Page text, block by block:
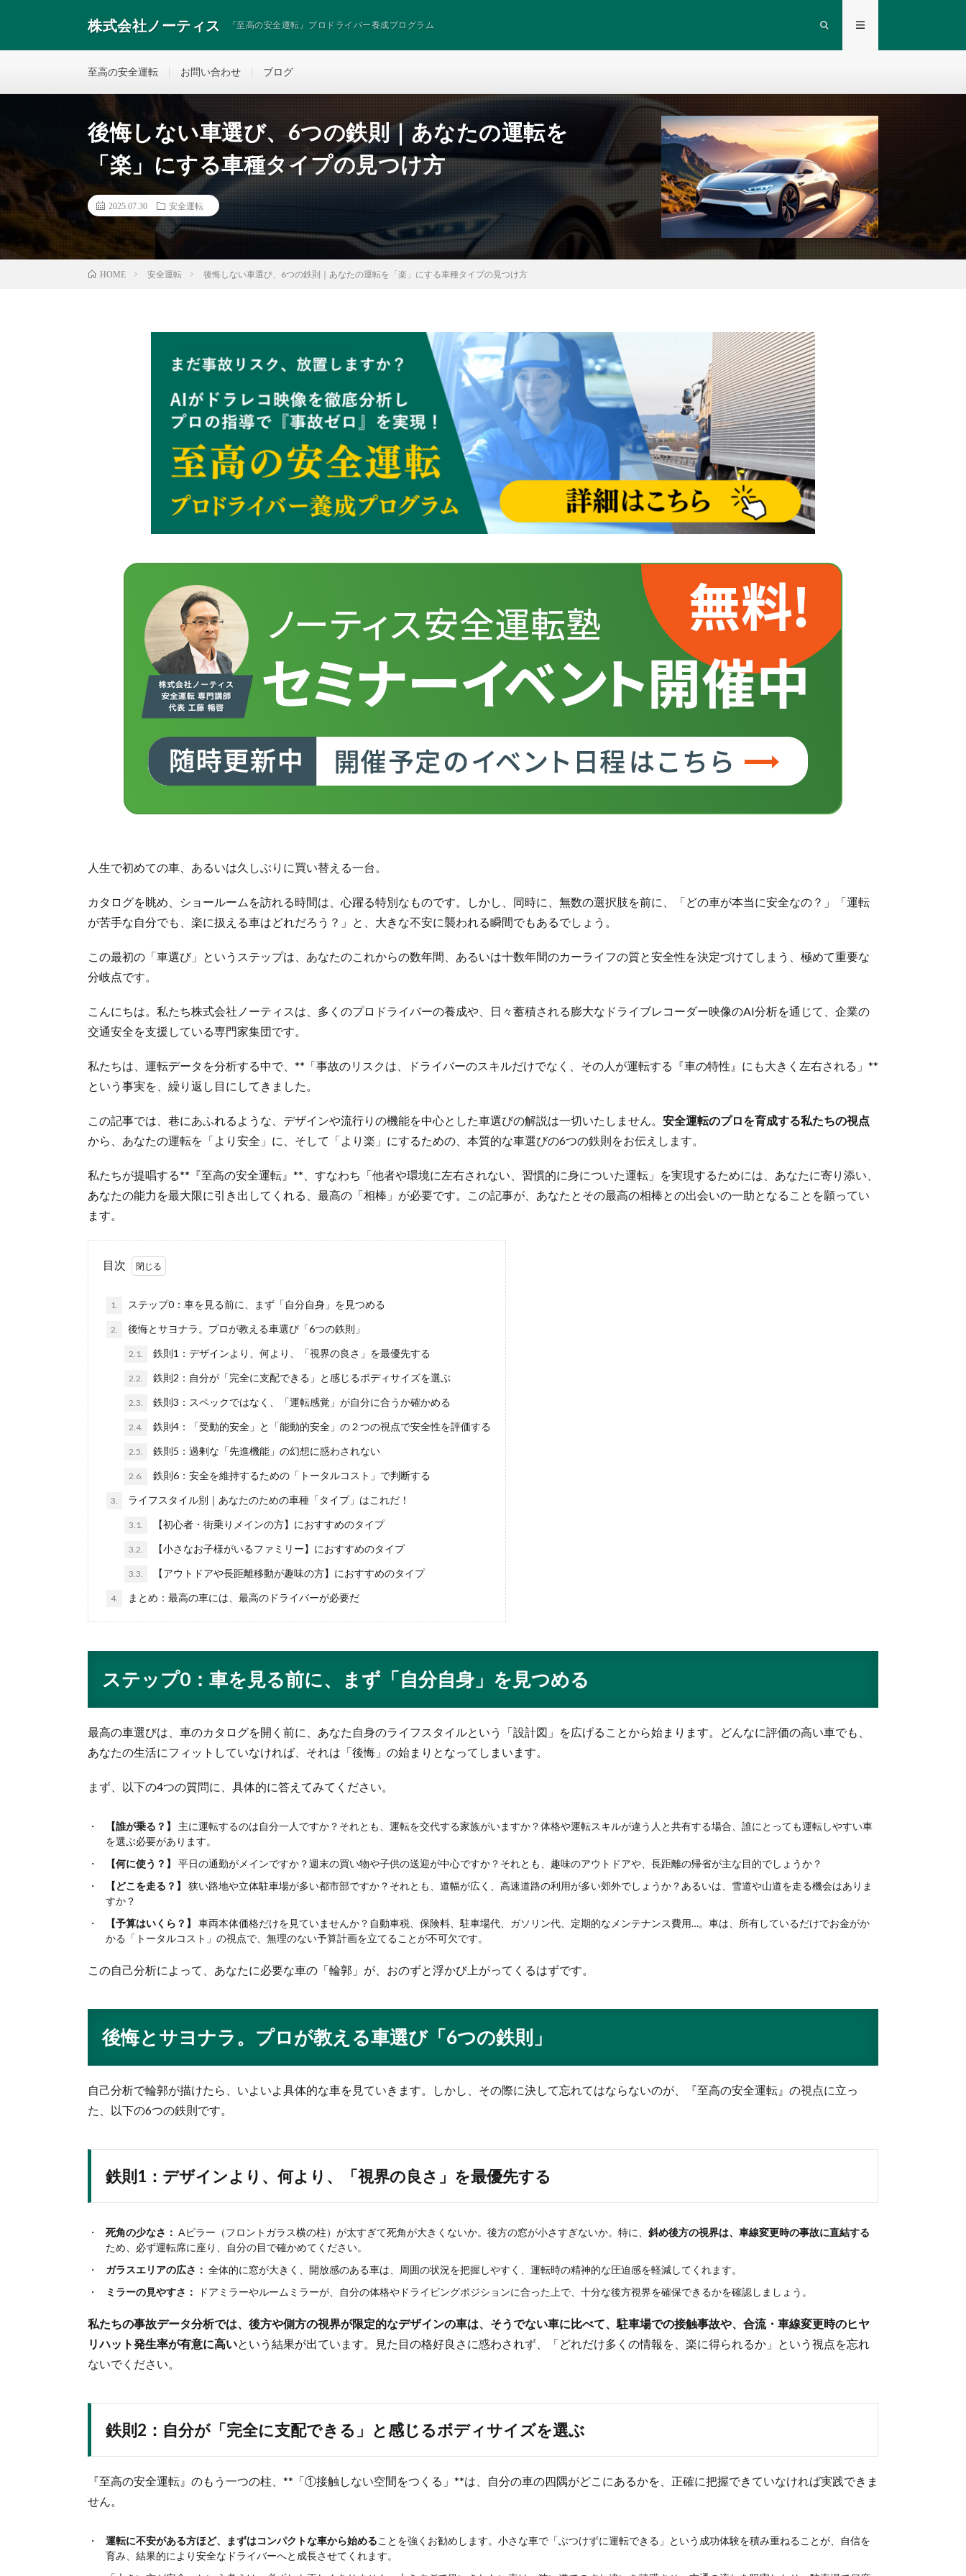
株式会社ノーティス 『至高の安全運転』プロドライバー養成プログラム
至高の安全運転 お問い合わせ ブログ
後悔しない車選び、6つの鉄則｜あなたの運転を
「楽」にする車種タイプの見つけ方
2025.07.30 安全運転
HOME 安全運転 後悔しない車選び、6つの鉄則｜あなたの運転を「楽」にする車種タイプの見つけ方
人生で初めての車、あるいは久しぶりに買い替える一台。
カタログを眺め、ショールームを訪れる時間は、心躍る特別なものです。しかし、同時に、無数の選択肢を前に、「どの車が本当に安全なの？」「運転
が苦手な自分でも、楽に扱える車はどれだろう？」と、大きな不安に襲われる瞬間でもあるでしょう。
この最初の「車選び」というステップは、あなたのこれからの数年間、あるいは十数年間のカーライフの質と安全性を決定づけてしまう、極めて重要な
分岐点です。
こんにちは。私たち株式会社ノーティスは、多くのプロドライバーの養成や、日々蓄積される膨大なドライブレコーダー映像のAI分析を通じて、企業の
交通安全を支援している専門家集団です。
私たちは、運転データを分析する中で、**「事故のリスクは、ドライバーのスキルだけでなく、その人が運転する『車の特性』にも大きく左右される」**
という事実を、繰り返し目にしてきました。
この記事では、巷にあふれるような、デザインや流行りの機能を中心とした車選びの解説は一切いたしません。 安全運転のプロを育成する私たちの視点
から、あなたの運転を「より安全」に、そして「より楽」にするための、本質的な車選びの6つの鉄則をお伝えします。
私たちが提唱する**『至高の安全運転』**、すなわち「他者や環境に左右されない、習慣的に身についた運転」を実現するためには、あなたに寄り添い、
あなたの能力を最大限に引き出してくれる、最高の「相棒」が必要です。この記事が、あなたとその最高の相棒との出会いの一助となることを願ってい
ます。
目次
1. ステップ0：車を見る前に、まず「自分自身」を見つめる
2. 後悔とサヨナラ。プロが教える車選び「6つの鉄則」
2.1. 鉄則1：デザインより、何より、「視界の良さ」を最優先する
2.2. 鉄則2：自分が「完全に支配できる」と感じるボディサイズを選ぶ
2.3. 鉄則3：スペックではなく、「運転感覚」が自分に合うか確かめる
2.4. 鉄則4：「受動的安全」と「能動的安全」の２つの視点で安全性を評価する
2.5. 鉄則5：過剰な「先進機能」の幻想に惑わされない
2.6. 鉄則6：安全を維持するための「トータルコスト」で判断する
3. ライフスタイル別｜あなたのための車種「タイプ」はこれだ！
3.1. 【初心者・街乗りメインの方】におすすめのタイプ
3.2. 【小さなお子様がいるファミリー】におすすめのタイプ
3.3. 【アウトドアや長距離移動が趣味の方】におすすめのタイプ
4. まとめ：最高の車には、最高のドライバーが必要だ
ステップ0：車を見る前に、まず「自分自身」を見つめる
最高の車選びは、車のカタログを開く前に、あなた自身のライフスタイルという「設計図」を広げることから始まります。どんなに評価の高い車でも、
あなたの生活にフィットしていなければ、それは「後悔」の始まりとなってしまいます。
まず、以下の4つの質問に、具体的に答えてみてください。
【誰が乗る？】
主に運転するのは自分一人ですか？それとも、運転を交代する家族がいますか？体格や運転スキルが違う人と共有する場合、誰にとっても運転しやすい車
を選ぶ必要があります。
【何に使う？】
平日の通勤がメインですか？週末の買い物や子供の送迎が中心ですか？それとも、趣味のアウトドアや、長距離の帰省が主な目的でしょうか？
【どこを走る？】
狭い路地や立体駐車場が多い都市部ですか？それとも、道幅が広く、高速道路の利用が多い郊外でしょうか？あるいは、雪道や山道を走る機会はありま
すか？
【予算はいくら？】
車両本体価格だけを見ていませんか？自動車税、保険料、駐車場代、ガソリン代、定期的なメンテナンス費用…。車は、所有しているだけでお金がか
かる「トータルコスト」の視点で、無理のない予算計画を立てることが不可欠です。
この自己分析によって、あなたに必要な車の「輪郭」が、おのずと浮かび上がってくるはずです。
後悔とサヨナラ。プロが教える車選び「6つの鉄則」
自己分析で輪郭が描けたら、いよいよ具体的な車を見ていきます。しかし、その際に決して忘れてはならないのが、『至高の安全運転』の視点に立っ
た、以下の6つの鉄則です。
鉄則1：デザインより、何より、「視界の良さ」を最優先する
死角の少なさ： Aピラー（フロントガラス横の柱）が太すぎて死角が大きくないか。後方の窓が小さすぎないか。特に、 斜め後方の視界は、車線変更時の事故に直結する
ため、必ず運転席に座り、自分の目で確かめてください。
ガラスエリアの広さ： 全体的に窓が大きく、開放感のある車は、周囲の状況を把握しやすく、運転時の精神的な圧迫感を軽減してくれます。
ミラーの見やすさ：
ドアミラーやルームミラーが、自分の体格やドライビングポジションに合った上で、十分な後方視界を確保できるかを確認しましょう。
私たちの事故データ分析では、後方や側方の視界が限定的なデザインの車は、そうでない車に比べて、駐車場での接触事故や、合流・車線変更時のヒヤ
リハット発生率が有意に高いという結果が出ています。見た目の格好良さに惑わされず、「どれだけ多くの情報を、楽に得られるか」という視点を忘れ
ないでください。
鉄則2：自分が「完全に支配できる」と感じるボディサイズを選ぶ
『至高の安全運転』のもう一つの柱、**「①接触しない空間をつくる」**は、自分の車の四隅がどこにあるかを、正確に把握できていなければ実践できま
せん。
運転に不安がある方ほど、まずはコンパクトな車から始めることを強くお勧めします。小さな車で「ぶつけずに運転できる」という成功体験を積み重ねることが、自信を
育み、結果的により安全なドライバーへと成長させてくれます。